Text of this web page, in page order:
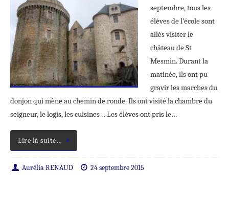
septembre, tous les
élèves de l’école sont
allés visiter le
château de St
Mesmin. Durant la
matinée, ils ont pu
gravir les marches du
donjon qui mène au chemin de ronde. Ils ont visité la chambre du
seigneur, le logis, les cuisines… Les élèves ont pris le…
Lire la suite…
Aurélia RENAUD 24 septembre 2015